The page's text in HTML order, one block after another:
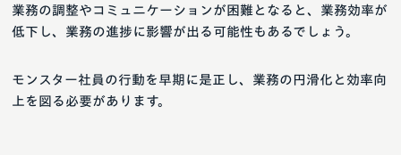
業務の調整やコミュニケーションが困難となると、業務効率が
低下し、業務の進捗に影響が出る可能性もあるでしょう。
モンスター社員の行動を早期に是正し、業務の円滑化と効率向
上を図る必要があります。